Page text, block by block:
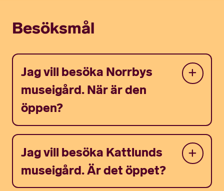
Besöksmål
Jag vill besöka Norrbys
museigård. När är den
öppen?
Jag vill besöka Kattlunds
museigård. Är det öppet?